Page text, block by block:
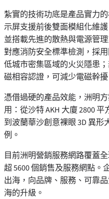
紮實的技術功底是產品實力
示屏支援前後雙面模組化維護
並搭載先進的散熱與電源管
對應消防安全標準檢測，採
低城市密集區域的火災隱患
磁相容認證，可減少電磁幹擾
憑借過硬的產品效能，洲明
用：從沙特 AKH 大廈 2800
到波蘭華沙創意裸眼 3D 異
例。
目前洲明營銷服務網路覆蓋
超 5600 個銷售及服務網點。
出海，向品牌、服務、可靠
海的升級。